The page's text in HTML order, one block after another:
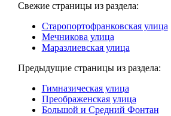
Свежие страницы из раздела:
Старопортофранковская улица
Мечникова улица
Маразлиевская улица
Предыдущие страницы из раздела:
Гимназическая улица
Преображенская улица
Большой и Средний Фонтан